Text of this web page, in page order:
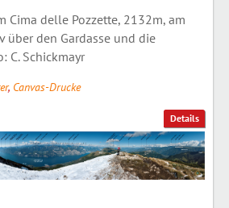
Details
Cima delle Pozzette, 2132m, am
über den Gardasse und die
C. Schickmayr
, Canvas-Drucke